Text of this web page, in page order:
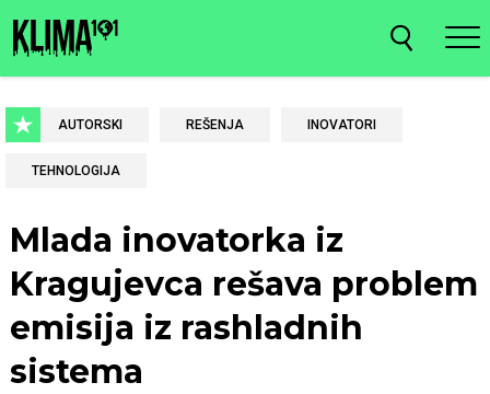
AUTORSKI REŠENJA INOVATORI
TEHNOLOGIJA
Mlada inovatorka iz
Kragujevca rešava problem
emisija iz rashladnih
sistema